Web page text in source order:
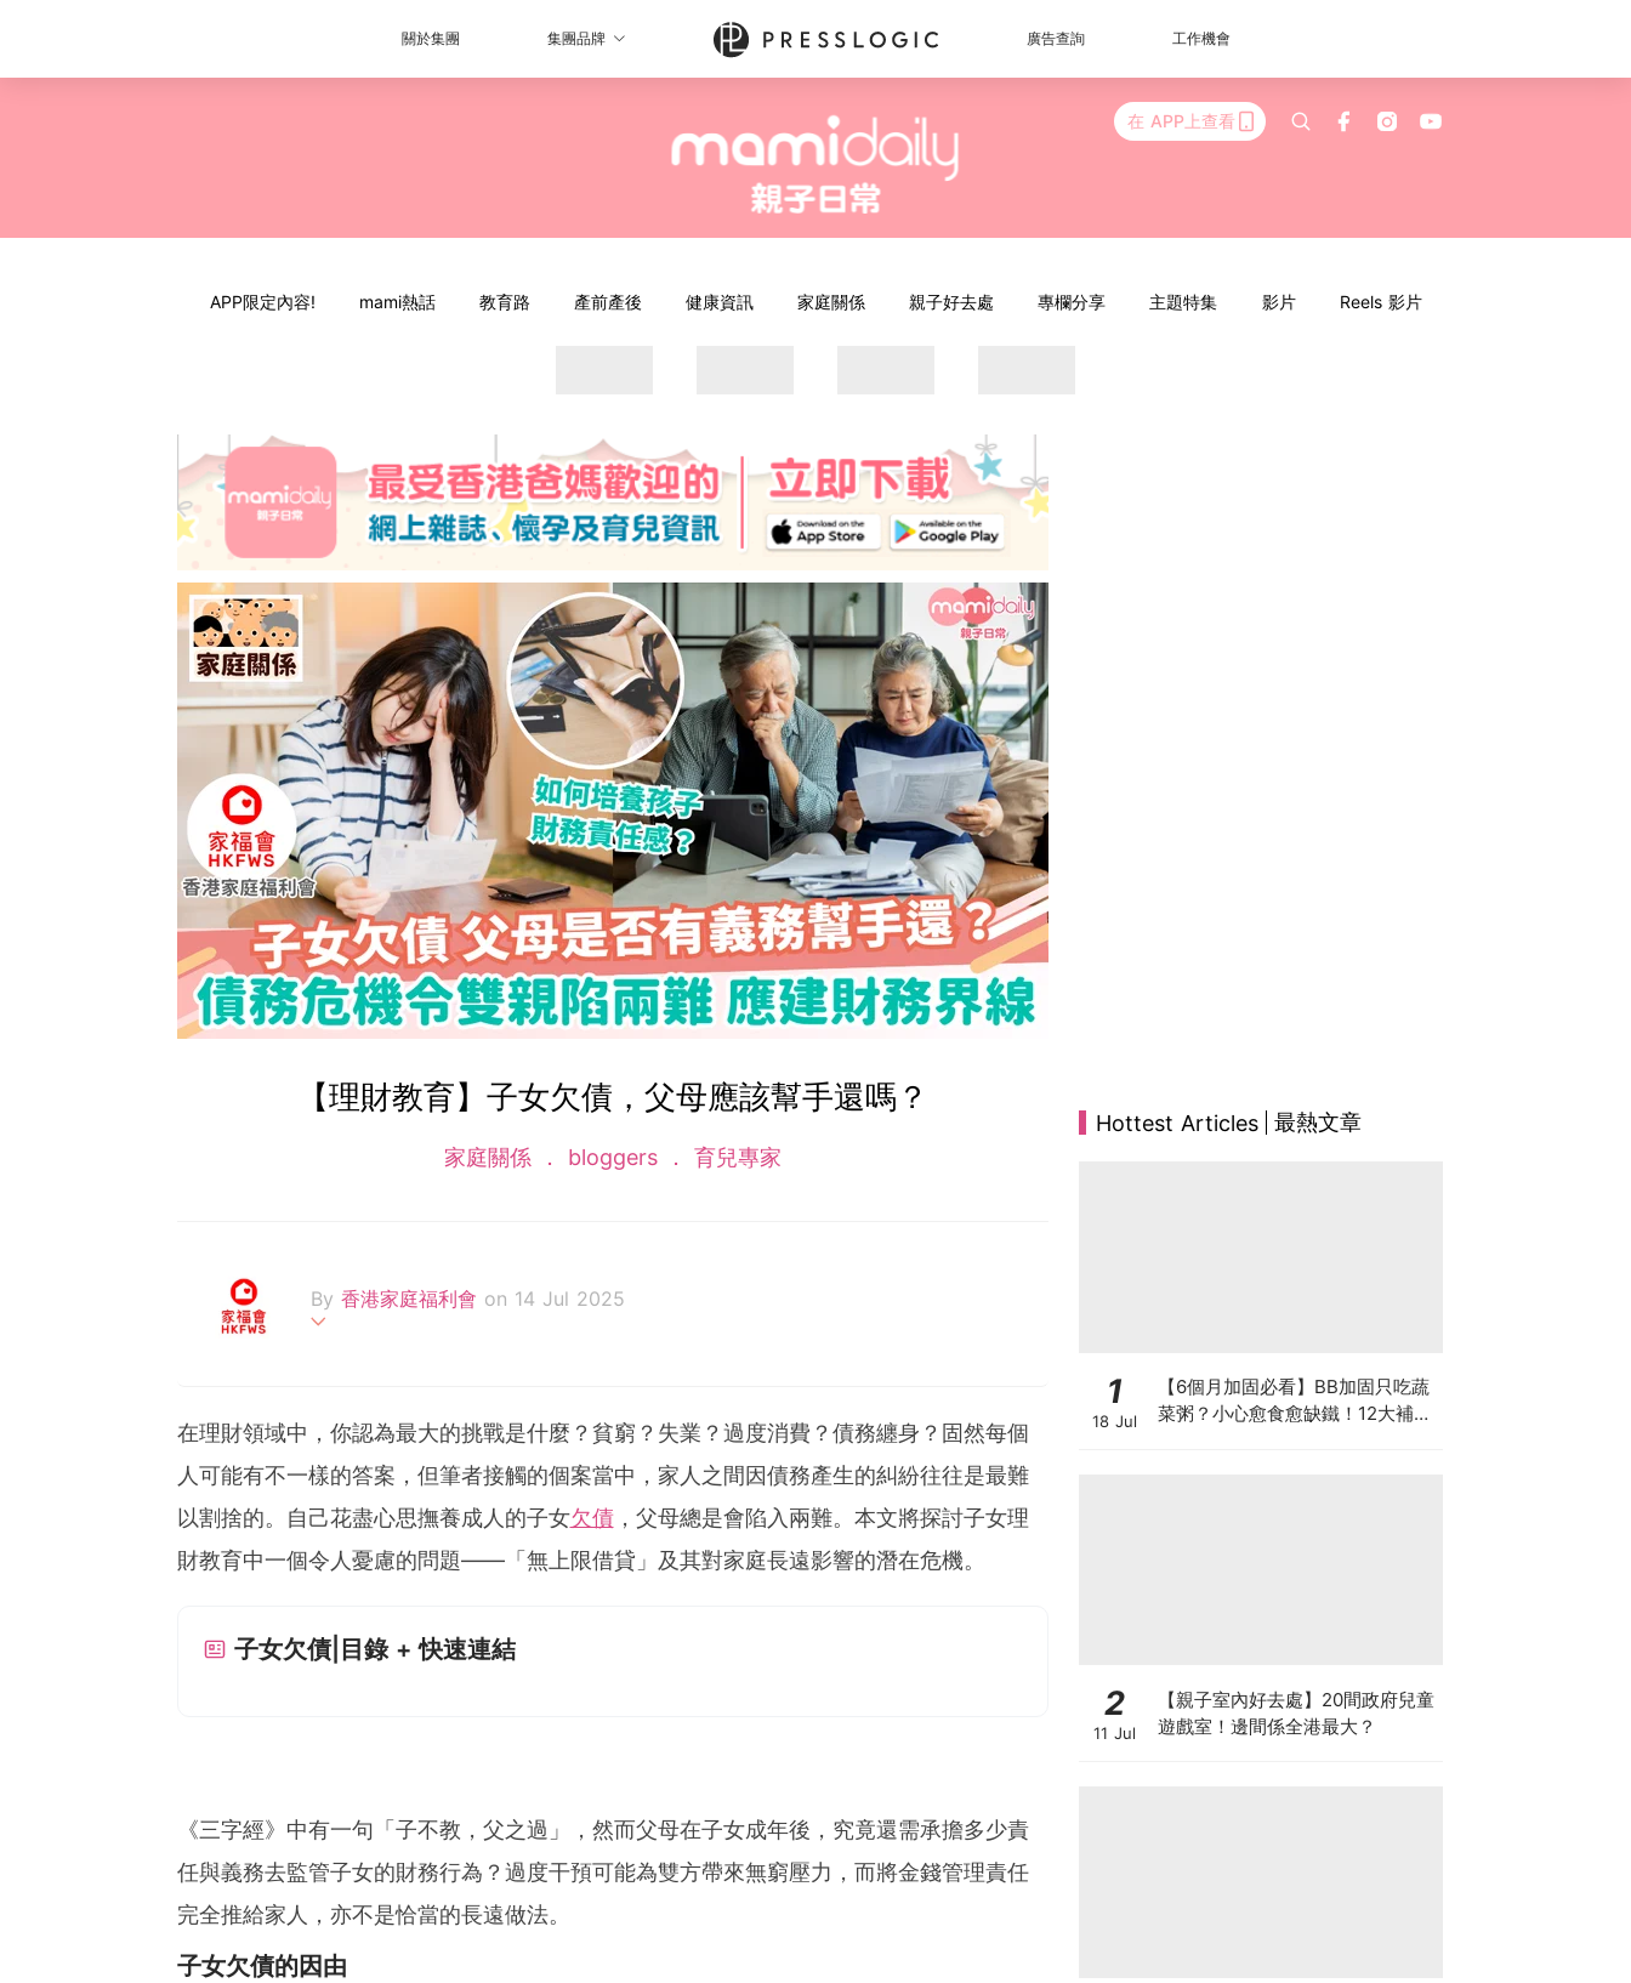
關於集團 集團品牌 廣告查詢 工作機會
在 APP上查看
APP限定內容! mami熱話 教育路 產前產後 健康資訊 家庭關係 親子好去處 專欄分享 主題特集 影片 Reels 影片
【理財教育】子女欠債，父母應該幫手還嗎？
家庭關係 bloggers 育兒專家
By 香港家庭福利會 on 14 Jul 2025
務，為香港的家庭及大眾謀福祉，培育一個互相關顧的社會。
在理財領域中，你認為最大的挑戰是什麼？貧窮？失業？過度消費？債務纏身？固然每個
人可能有不一樣的答案，但筆者接觸的個案當中，家人之間因債務產生的糾紛往往是最難
以割捨的。自己花盡心思撫養成人的子女欠債，父母總是會陷入兩難。本文將探討子女理
財教育中一個令人憂慮的問題——「無上限借貸」及其對家庭長遠影響的潛在危機。
子女欠債|目錄 + 快速連結
《三字經》中有一句「子不教，父之過」，然而父母在子女成年後，究竟還需承擔多少責
任與義務去監管子女的財務行為？過度干預可能為雙方帶來無窮壓力，而將金錢管理責任
完全推給家人，亦不是恰當的長遠做法。
子女欠債的因由
Hottest Articles 最熱文章
1
18 Jul
【6個月加固必看】BB加固只吃蔬
菜粥？小心愈食愈缺鐵！12大補鐵
2
11 Jul
【親子室內好去處】20間政府兒童
遊戲室！邊間係全港最大？